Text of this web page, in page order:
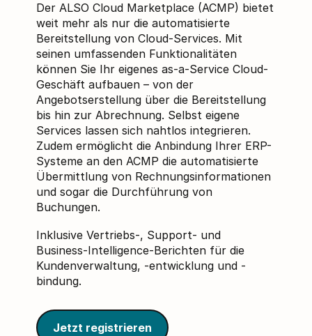
Der ALSO Cloud Marketplace (ACMP) bietet
weit mehr als nur die automatisierte
Bereitstellung von Cloud-Services. Mit
seinen umfassenden Funktionalitäten
können Sie Ihr eigenes as-a-Service Cloud-
Geschäft aufbauen – von der
Angebotserstellung über die Bereitstellung
bis hin zur Abrechnung. Selbst eigene
Services lassen sich nahtlos integrieren.
Zudem ermöglicht die Anbindung Ihrer ERP-
Systeme an den ACMP die automatisierte
Übermittlung von Rechnungsinformationen
und sogar die Durchführung von
Buchungen.
Inklusive Vertriebs-, Support- und
Business-Intelligence-Berichten für die
Kundenverwaltung, -entwicklung und -
bindung.
Jetzt registrieren